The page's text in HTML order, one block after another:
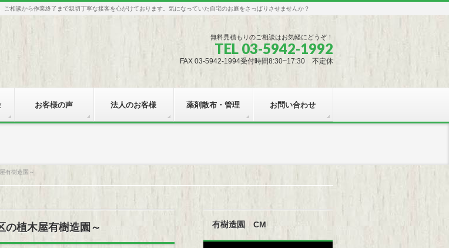
相談から作業終了まで親切丁寧な接客を心がけております。気になっていた自宅のお庭をさっぱりさせませんか？
無料見積もりのご相談はお気軽にどうぞ！
TEL 03-5942-1992
FAX 03-5942-1994受付時間8:30~17:30 不定休
お客様の声 法人のお客様 薬剤散布・管理 お問い合わせ
有樹造園～
の植木屋有樹造園～ 有樹造園 CM